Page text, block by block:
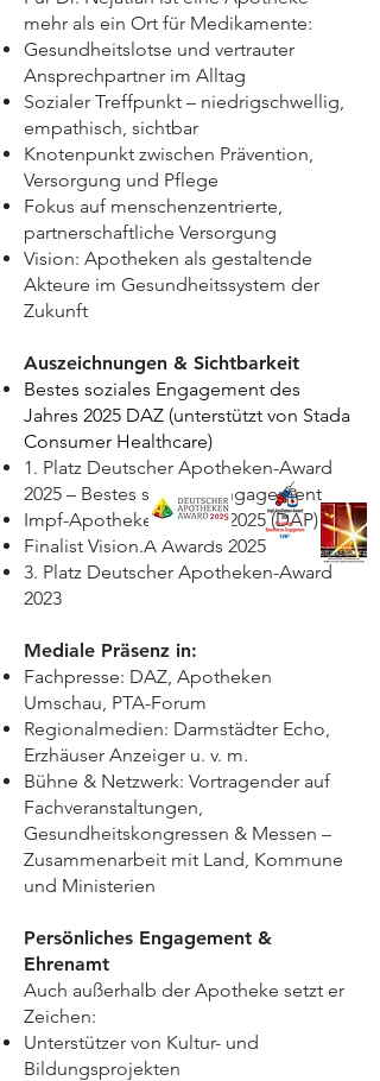
mehr als ein Ort für Medikamente:
Gesundheitslotse und vertrauter
Ansprechpartner im Alltag
Sozialer Treffpunkt – niedrigschwellig,
empathisch, sichtbar
Knotenpunkt zwischen Prävention,
Versorgung und Pflege
Fokus auf menschenzentrierte,
partnerschaftliche Versorgung
Vision: Apotheken als gestaltende
Akteure im Gesundheitssystem der
Zukunft
Auszeichnungen & Sichtbarkeit
Bestes soziales Engagement des
Jahres 2025 DAZ (unterstützt von Stada
Consumer Healthcare)
1. Platz Deutscher Apotheken-Award
2025 – Bestes soziales Engagement
Impf-Apotheken-Award 2025 (DAP)
Finalist Vision.A Awards 2025
3. Platz Deutscher Apotheken-Award
2023
Mediale Präsenz in:
Fachpresse: DAZ, Apotheken
Umschau, PTA-Forum
Regionalmedien: Darmstädter Echo,
Erzhäuser Anzeiger u. v. m.
Bühne & Netzwerk: Vortragender auf
Fachveranstaltungen,
Gesundheitskongressen & Messen –
Zusammenarbeit mit Land, Kommune
und Ministerien
Persönliches Engagement &
Ehrenamt
Auch außerhalb der Apotheke setzt er
Zeichen:
Unterstützer von Kultur- und
Bildungsprojekten